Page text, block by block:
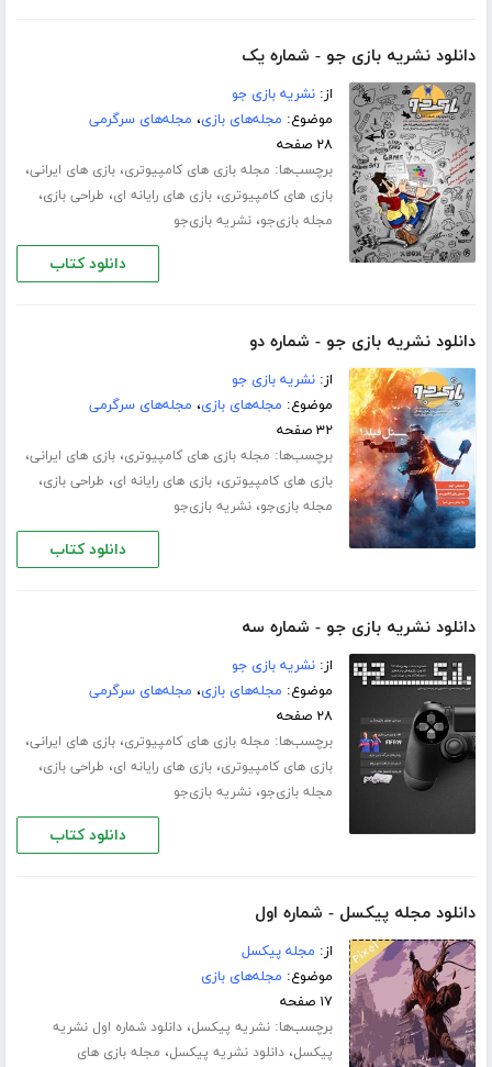
دانلود نشریه بازی جو - شماره یک
از:نشریه بازی جو
موضوع: مجله‌های بازی، مجله‌های سرگرمی
۲۸ صفحه
برچسب‌ها: مجله بازی های کامپیوتری،بازی های ایرانی،
بازی های کامپیوتری،بازی های رایانه ای، طراحی بازی،
مجله بازی‌جو،نشریه بازی‌جو
دانلود کتاب
دانلود نشریه بازی جو - شماره دو
از:نشریه بازی جو
موضوع: مجله‌های بازی، مجله‌های سرگرمی
۳۲ صفحه
برچسب‌ها: مجله بازی های کامپیوتری،بازی های ایرانی،
بازی های کامپیوتری،بازی های رایانه ای، طراحی بازی،
مجله بازی‌جو،نشریه بازی‌جو
دانلود کتاب
دانلود نشریه بازی جو - شماره سه
از:نشریه بازی جو
موضوع: مجله‌های بازی، مجله‌های سرگرمی
۲۸ صفحه
برچسب‌ها: مجله بازی های کامپیوتری،بازی های ایرانی،
بازی های کامپیوتری،بازی های رایانه ای، طراحی بازی،
مجله بازی‌جو،نشریه بازی‌جو
دانلود کتاب
دانلود مجله پیکسل - شماره اول
از: مجله پیکسل
موضوع: مجله‌های بازی
۱۷ صفحه
برچسب‌ها:نشریه پیکسل،دانلود شماره اول نشریه
پیکسل،دانلود نشریه پیکسل، مجله بازی های